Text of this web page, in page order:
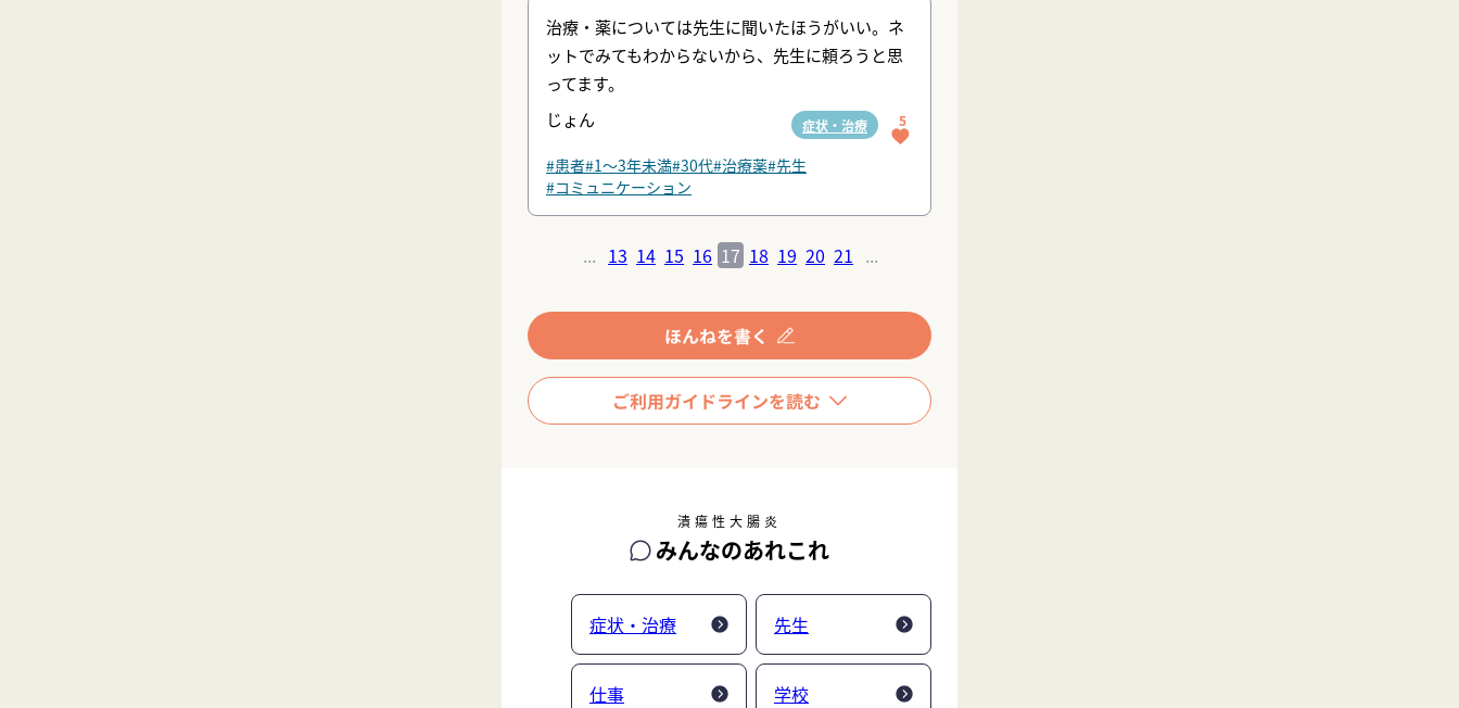
治療・薬については先生に聞いたほうがいい。ネ
ットでみてもわからないから、先生に頼ろうと思
ってます。
じょん
症状・治療 5
#患者#1〜3年未満#30代#治療薬#先生
#コミュニケーション
... 13 14 15 16 17 18 19 20 21 ...
潰瘍性大腸炎
みんなのあれこれ
症状・治療 先生
仕事 学校